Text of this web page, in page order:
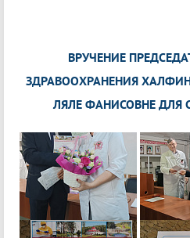
ВРУЧЕНИЕ
ЗДРАВООХРАНЕНИЯ
ЛЯЛЕ ФАНИСОВНЕ ДЛЯ